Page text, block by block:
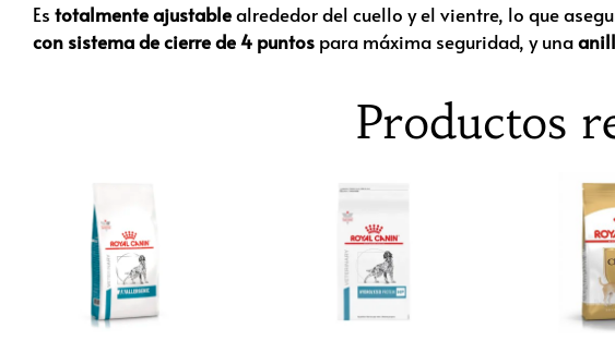
Es totalmente ajustablealrededor del cuello y el vientre, lo que
con sistema de cierre de 4 puntos para máxima seguridad, y una
Productos